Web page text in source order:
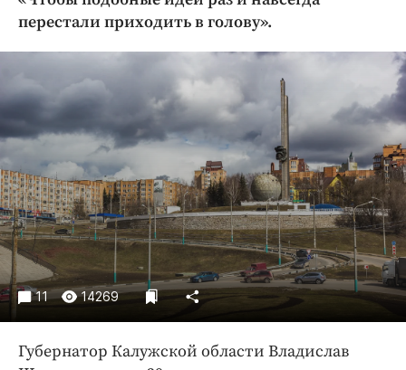
Криминал
Недвижимость и ЖКХ
Образование
Общество
Погода
Праздники
Происшествия
Спорт
Экономика и бизнес
ПРОЕКТЫ
Издания
перестали приходить в голову».
11 14269
Губернатор Калужской области Владислав